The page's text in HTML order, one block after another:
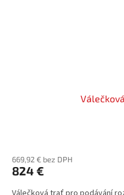
669,92 € bez DPH
824 €